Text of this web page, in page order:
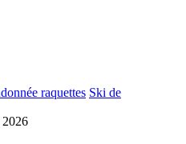
raquettes Ski de
2026